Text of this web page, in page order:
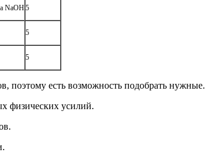
NaOH5
5
5
есть возможность подобрать нужные.
физических усилий.